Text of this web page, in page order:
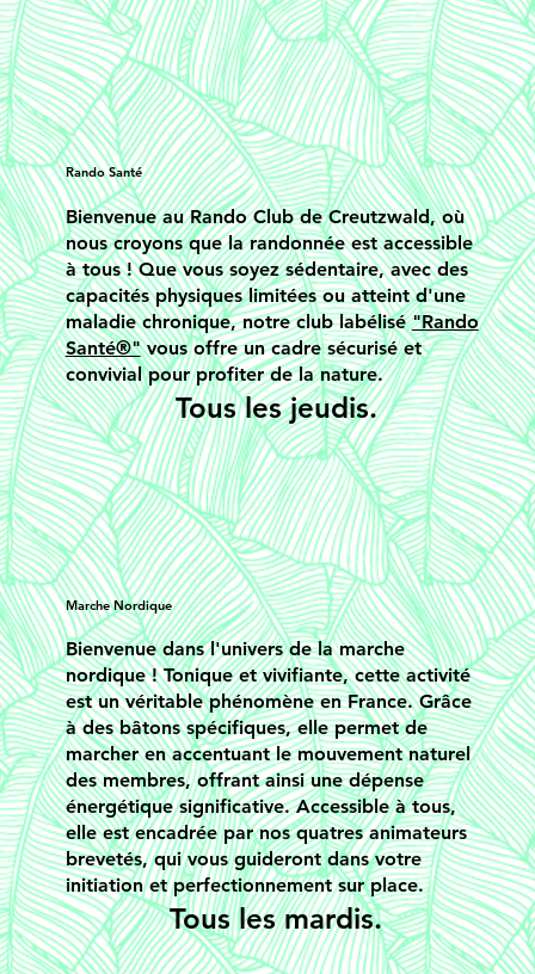
Rando Santé
Bienvenue au Rando Club de Creutzwald, où
nous croyons que la randonnée est accessible
à tous ! Que vous soyez sédentaire, avec des
capacités physiques limitées ou atteint d'une
maladie chronique, notre club labélisé"Rando
Santé®"vous offre un cadre sécurisé et
convivial pour profiter de la nature.
Tous les jeudis.
Marche Nordique
Bienvenue dans l'univers de la marche
nordique ! Tonique et vivifiante, cette activité
est un véritable phénomène en France. Grâce
à des bâtons spécifiques, elle permet de
marcher en accentuant le mouvement naturel
des membres, offrant ainsi une dépense
énergétique significative. Accessible à tous,
elle est encadrée par nos quatres animateurs
brevetés, qui vous guideront dans votre
initiation et perfectionnement sur place.
Tous les mardis.